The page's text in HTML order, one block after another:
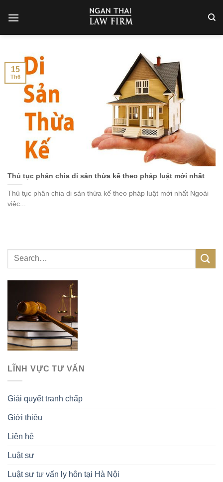
LĨNH VỰC TƯ VẤN
Giải quyết tranh chấp
Giới thiệu
Liên hệ
Luật sư
Luật sư tư vấn ly hôn tại Hà Nội
Thủ tục phân chia di sản thừa kế theo pháp luật mới nhất
Thủ tục phân chia di sản thừa kế theo pháp luật mới nhất Ngoài
việc...
15
Th6